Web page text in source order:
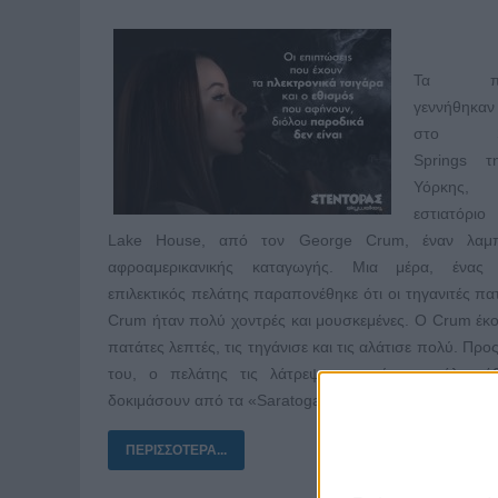
Τα
στο
Springs
Lake House, από τον George Crum, έναν
αφροαμερικανικής καταγωγής. Μια μέρα, ένας
επιλεκτικός πελάτης παραπονέθηκε ότι οι τηγανιτές
Crum ήταν πολύ χοντρές και μουσκεμένες. Ο Crum
πατάτες λεπτές, τις τηγάνισε και τις αλάτισε πολύ.
του, ο πελάτης τις λάτρεψε και σύντομα όλοι
δοκιμάσουν από τα «Saratoga Chips» του Crum.
ΠΕΡΙΣΣΌΤΕΡΑ...